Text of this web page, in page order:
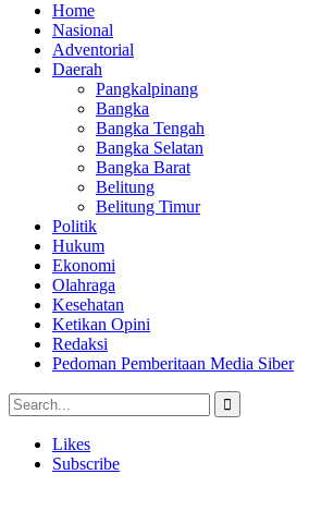
Home
Nasional
Adventorial
Daerah
Pangkalpinang
Bangka
Bangka Tengah
Bangka Selatan
Bangka Barat
Belitung
Belitung Timur
Politik
Hukum
Ekonomi
Olahraga
Kesehatan
Ketikan Opini
Redaksi
Pedoman Pemberitaan Media Siber
Likes
Subscribe